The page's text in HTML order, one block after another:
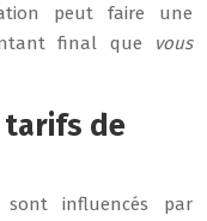
peut faire une
final que
vous
tarifs de
influencés par